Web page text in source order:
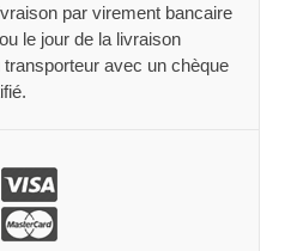
par virement bancaire
le jour de la livraison
avec un chèque